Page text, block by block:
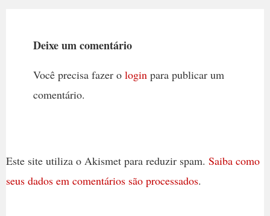
Deixe um comentário
Você precisa fazer o loginpara publicar um
comentário.
Este site utiliza o Akismet para reduzir spam. Saiba como
seus dados em comentários são processados.